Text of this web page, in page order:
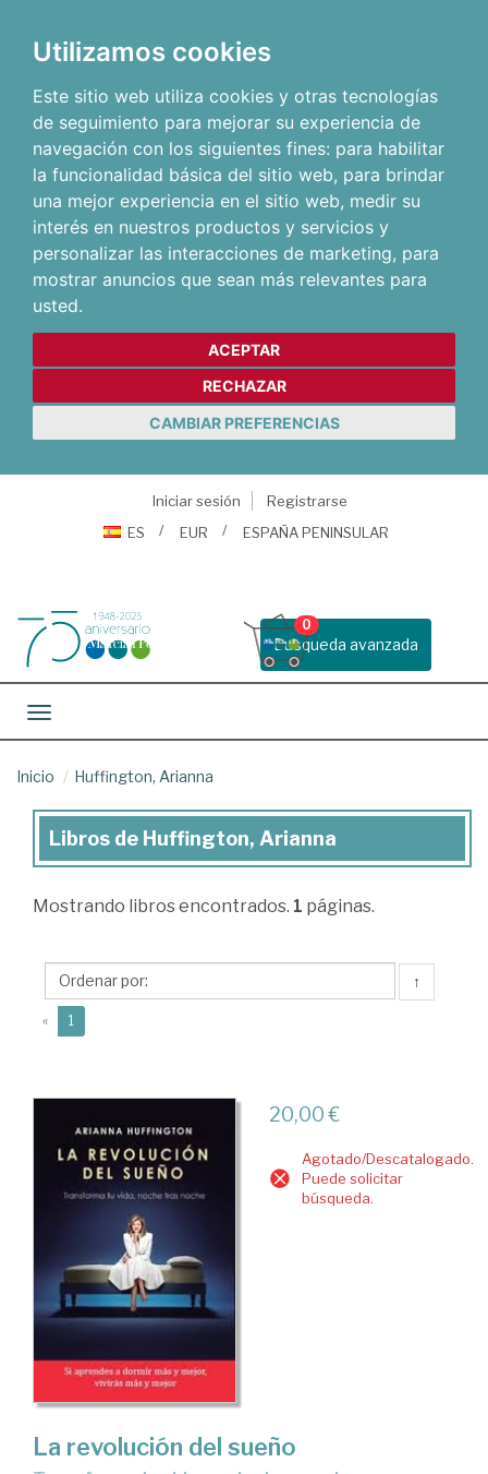
Utilizamos cookies
Este sitio web utiliza cookies y otras tecnologías
de seguimiento para mejorar su experiencia de
navegación con los siguientes fines: para habilitar
la funcionalidad básica del sitio web, para brindar
una mejor experiencia en el sitio web, medir su
interés en nuestros productos y servicios y
personalizar las interacciones de marketing, para
mostrar anuncios que sean más relevantes para
usted.
ACEPTAR
RECHAZAR
CAMBIAR PREFERENCIAS
Iniciar sesión
Registrarse
ES
EUR ESPAÑA PENINSULAR
Busqueda avanzada
0
Toggle navigation
Inicio Huffington, Arianna
Libros
Huffington,
Libros de Huffington, Arianna
Mostrando libros encontrados. 1 páginas.
↑
« 1
20,00 €
Agotado/Descatalogado.
Puede solicitar
búsqueda.
La revolución del sueño